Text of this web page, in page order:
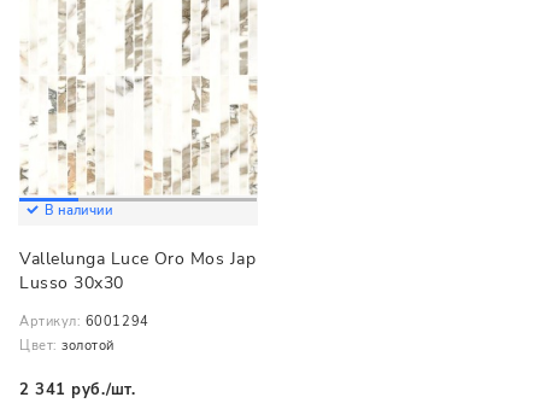
В наличии
Vallelunga Luce Oro Mos Jap
Lusso 30x30
Артикул: 6001294
Цвет: золотой
2 341 руб./шт.